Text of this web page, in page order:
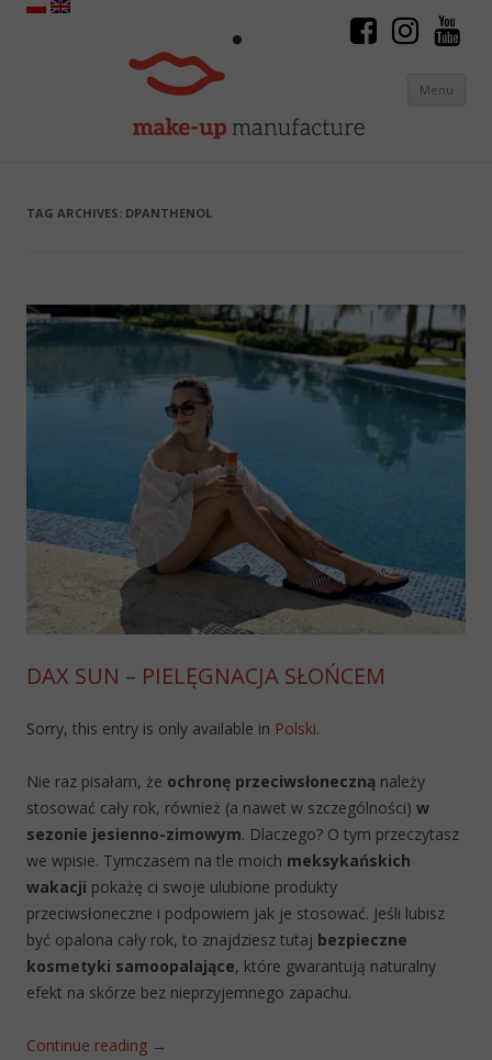
Menu
TAG ARCHIVES: DPANTHENOL
DAX SUN – PIELĘGNACJA SŁOŃCEM
Sorry, this entry is only available in Polski.
Nie raz pisałam, że ochronę przeciwsłoneczną należy
stosować cały rok, również (a nawet w szczególności) w
sezonie jesienno-zimowym. Dlaczego? O tym przeczytasz
we wpisie. Tymczasem na tle moich meksykańskich
wakacji pokażę ci swoje ulubione produkty
przeciwsłoneczne i podpowiem jak je stosować. Jeśli lubisz
być opalona cały rok, to znajdziesz tutaj bezpieczne
kosmetyki samoopalające, które gwarantują naturalny
efekt na skórze bez nieprzyjemnego zapachu.
Continue reading →